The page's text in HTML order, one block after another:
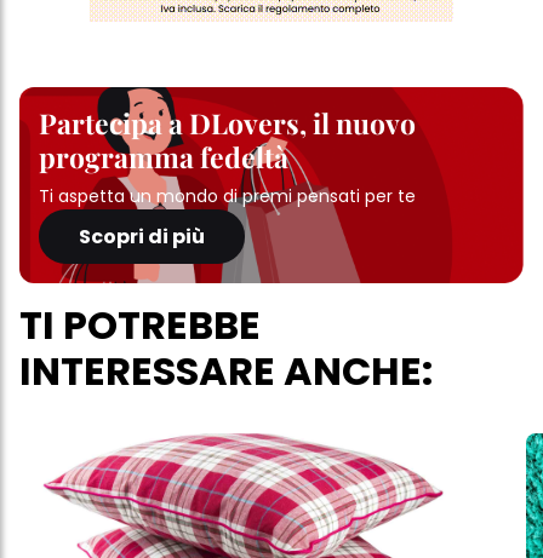
Partecipa a DLovers, il nuovo
programma fedeltà
Ti aspetta un mondo di premi pensati per te
Scopri di più
TI POTREBBE
INTERESSARE ANCHE: